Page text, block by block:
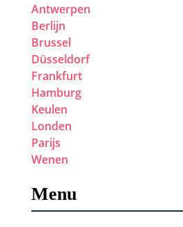
Antwerpen
Berlijn
Brussel
Düsseldorf
Frankfurt
Hamburg
Keulen
Londen
Parijs
Wenen
Menu